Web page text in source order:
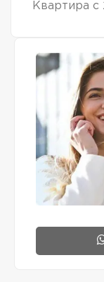
Квартира с